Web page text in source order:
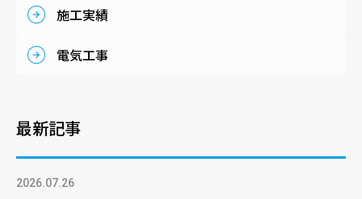
施工実績
電気工事
最新記事
2026.07.26